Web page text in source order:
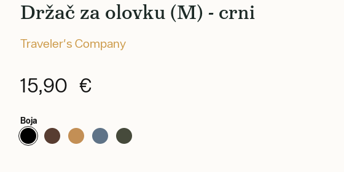
Držač za olovku (M) - crni
Traveler's Company
15,90 €
Boja